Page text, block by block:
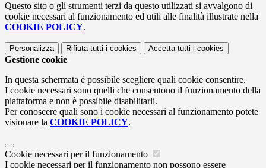
Questo sito o gli strumenti terzi da questo utilizzati si avvalgono di
cookie necessari al funzionamento ed utili alle finalità illustrate nella
COOKIE POLICY.
Personalizza Rifiuta tutti i cookies Accetta tutti i cookies
Gestione cookie
In questa schermata è possibile scegliere quali cookie consentire.
I cookie necessari sono quelli che consentono il funzionamento della
piattaforma e non è possibile disabilitarli.
Per conoscere quali sono i cookie necessari al funzionamento potete
visionare la COOKIE POLICY.
Cookie necessari per il funzionamento
I cookie necessari per il funzionamento non possono essere